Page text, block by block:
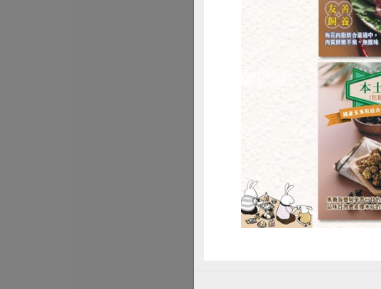
小披薩-蔬食杏鮑
菇-435g/3入
435g/3入
惜食 RPET